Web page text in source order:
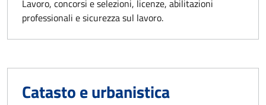
Lavoro, concorsi e selezioni, licenze, abilitazioni
professionali e sicurezza sul lavoro.
Catasto e urbanistica